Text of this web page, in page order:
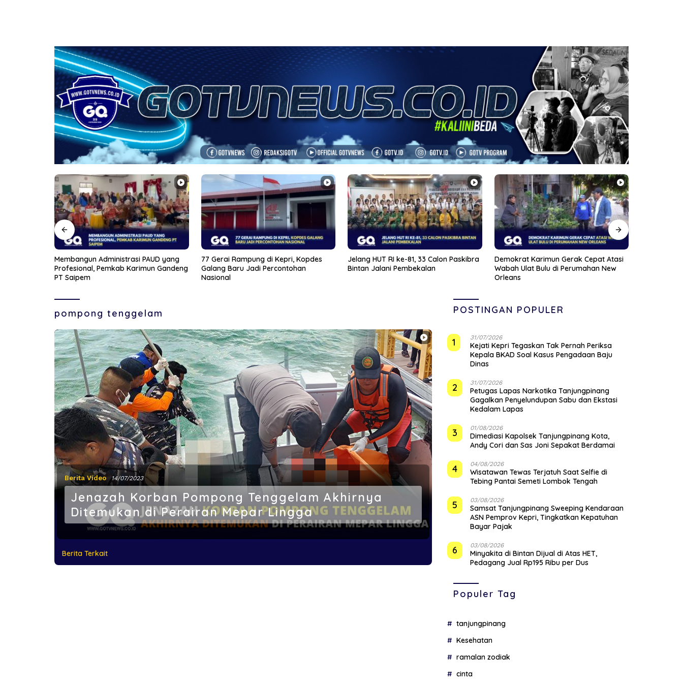
77 Gerai Rampung di Kepri, Kopdes
Galang Baru Jadi Percontohan
Nasional
Jelang HUT RI ke-81, 33 Calon Paskibra
Bintan Jalani Pembekalan
Demokrat Karimun Gerak Cepat Atasi
Wabah Ulat Bulu di Perumahan New
Satlantas Polres Bintan Kedepankan
Edukasi, 30 Pelanggar Hanya Diberi
Teguran
pompong tenggelam
Berita Video 14/07/2023
Jenazah Korban Pompong Tenggelam Akhirnya
Ditemukan di Perairan Mepar Lingga
Berita Terkait
POSTINGAN POPULER
1 31/07/2026
Kejati Kepri Tegaskan Tak Pernah Periksa
Kepala BKAD Soal Kasus Pengadaan Baju
Dinas
2 31/07/2026
Petugas Lapas Narkotika Tanjungpinang
Gagalkan Penyelundupan Sabu dan Ekstasi
Kedalam Lapas
3 01/08/2026
Dimediasi Kapolsek Tanjungpinang Kota,
Andy Cori dan Sas Joni Sepakat Berdamai
4 04/08/2026
Wisatawan Tewas Terjatuh Saat Selfie di
Tebing Pantai Semeti Lombok Tengah
5 03/08/2026
Samsat Tanjungpinang Sweeping Kendaraan
ASN Pemprov Kepri, Tingkatkan Kepatuhan
Bayar Pajak
6 03/08/2026
Minyakita di Bintan Dijual di Atas HET,
Pedagang Jual Rp195 Ribu per Dus
Populer Tag
tanjungpinang
Kesehatan
ramalan zodiak
cinta